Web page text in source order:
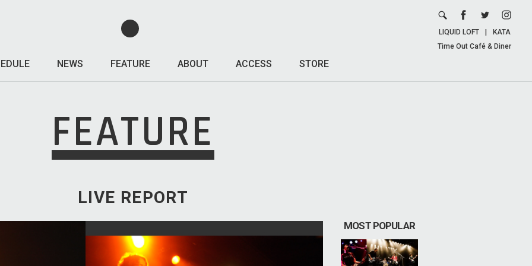
NEWS FEATURE ABOUT ACCESS STORE
LIQUID LOFT
KATA
Time Out Café & Diner
FEATURE
LIVE REPORT
MOST POPULAR